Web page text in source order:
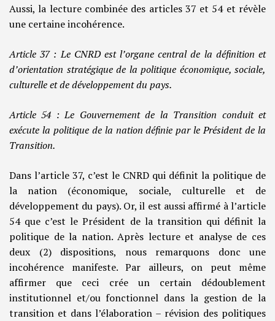
Aussi, la lecture combinée des articles 37 et 54 et révèle
une certaine incohérence.
Article 37 : Le CNRD est l’organe central de la définition et
d’orientation stratégique de la politique économique, sociale,
culturelle et de développement du pays.
Article 54 : Le Gouvernement de la Transition conduit et
exécute la politique de la nation définie par le Président de la
Transition.
Dans l’article 37, c’est le CNRD qui définit la politique de
la nation (économique, sociale, culturelle et de
développement du pays). Or, il est aussi affirmé à l’article
54 que c’est le Président de la transition qui définit la
politique de la nation. Après lecture et analyse de ces
deux (2) dispositions, nous remarquons donc une
incohérence manifeste. Par ailleurs, on peut même
affirmer que ceci crée un certain dédoublement
institutionnel et/ou fonctionnel dans la gestion de la
transition et dans l’élaboration – révision des politiques